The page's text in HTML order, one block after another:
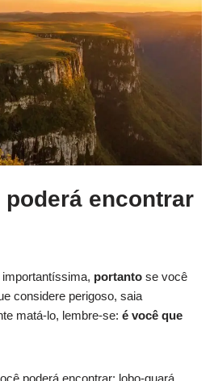
encontrar
portanto se você
considere perigoso, saia
matá-lo, lembre-se: é você que